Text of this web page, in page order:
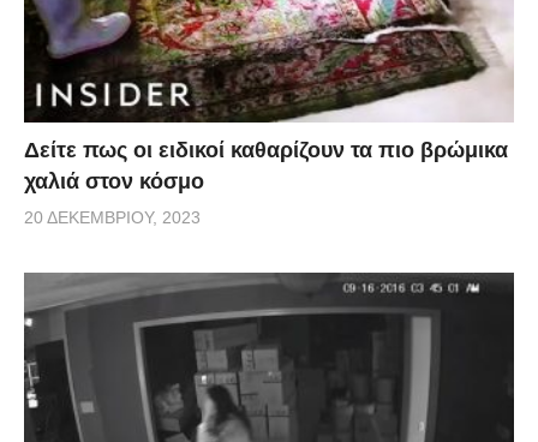
Δείτε πως οι ειδικοί καθαρίζουν τα πιο βρώμικα
χαλιά στον κόσμο
20 ΔΕΚΕΜΒΡΊΟΥ, 2023